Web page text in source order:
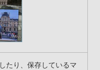
たり、保存しているマ